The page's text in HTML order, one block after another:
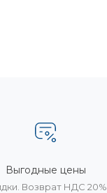
Выгодные цены
Возврат НДС 20%